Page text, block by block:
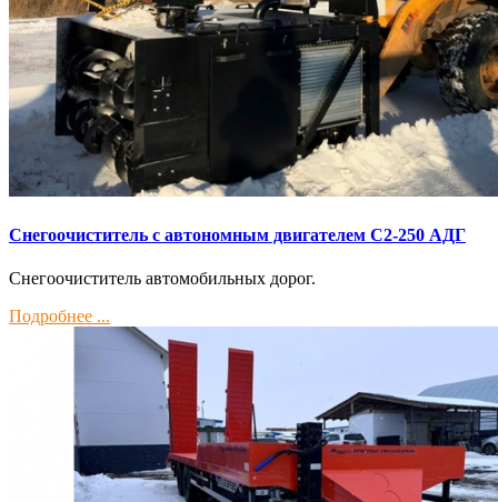
Снегоочиститель с автономным двигателем С2-250 АДГ
Снегоочиститель автомобильных дорог.
Подробнее ...